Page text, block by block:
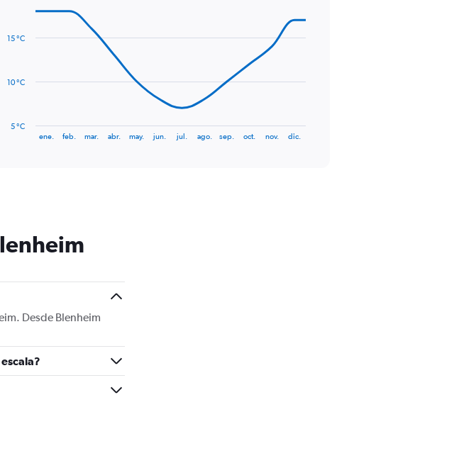
14
The
chart
1
displaying
Range:
5
to
ene. feb. mar. abr. may. jun. jul. ago. sep. oct. nov. dic.
5 °C
10 °C
15 °C
Desde Blenheim